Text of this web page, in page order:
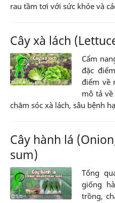
rau tầm tơi với sức khỏe và
Cây xà lách
Cẩm
đặc
điểm về
mô tả về
chăm sóc xà lách, sâu bệnh
Cây hành lá
sum)
Tổng
giống
trồng,